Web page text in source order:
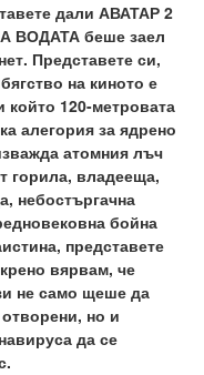
дали АВАТАР 2
ВОДАТА беше заел
Представете си,
на киното е
120-метровата
алегория за ядрено
атомния лъч
горила, владееща,
небостъргачна
бойна
представете
вярвам, че
не само щеше да
но и
да се